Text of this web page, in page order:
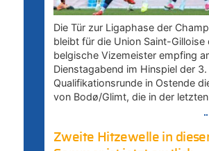
Die Tür zur Ligaphase der
bleibt für die Union Saint-Gilloise
belgische Vizemeister empfing
Dienstagabend im Hinspiel der 3.
Qualifikationsrunde in Ostende
von Bodø/Glimt, die in der
Zweite Hitzewelle in